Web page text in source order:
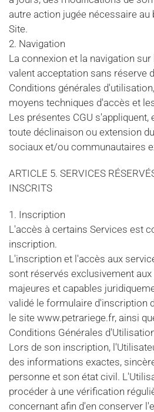
autre action jugée nécessaire
Site.
2. Navigation
La connexion et la navigation sur
valent acceptation sans réserve
Conditions générales
moyens techniques d'accès et
Les présentes CGU s'appliquent,
toute déclinaison ou extension
sociaux et/ou communautaires
ARTICLE 5. SERVICES
INSCRITS
1. Inscription
L'accès à certains Services est
inscription.
L'inscription et l'accès aux
sont réservés exclusivement
majeures et capables
validé le formulaire d'inscription
le site www.petrariege.fr, ainsi
Conditions Générales
Lors de son inscription,
des informations exactes,
personne et son état civil.
procéder à une vérification
concernant afin d'en conserver